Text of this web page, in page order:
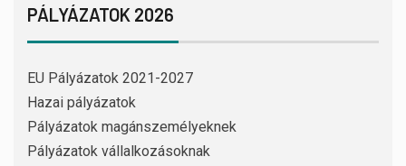
PÁLYÁZATOK 2026
EU Pályázatok 2021-2027
Hazai pályázatok
Pályázatok magánszemélyeknek
Pályázatok vállalkozásoknak